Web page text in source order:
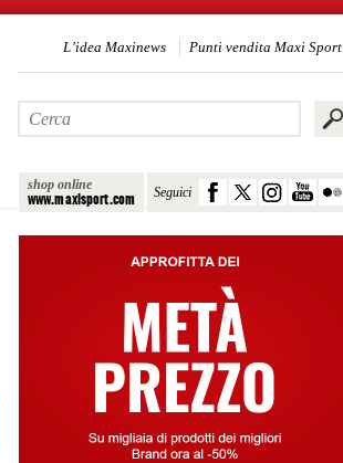
shop online
www.maxisport.com Seguici
L’idea Maxinews Punti vendita Maxi Sport